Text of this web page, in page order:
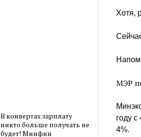
В конвертах зарплату
никто больше получать не
будет! Минфин
Хотя,
МЭР
году
4%.